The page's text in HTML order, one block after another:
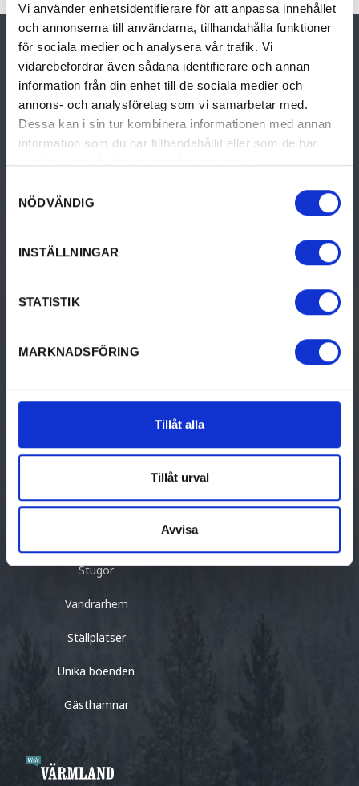
Vi använder enhetsidentifierare för att anpassa innehållet
och annonserna till användarna, tillhandahålla funktioner
för sociala medier och analysera vår trafik. Vi
vidarebefordrar även sådana identifierare och annan
information från din enhet till de sociala medier och
annons- och analysföretag som vi samarbetar med.
Dessa kan i sin tur kombinera informationen med annan
information som du har tillhandahållit eller som de har
samlat in när du har använt deras tjänster.
NÖDVÄNDIG
INSTÄLLNINGAR
STATISTIK
MARKNADSFÖRING
Tillåt alla
Tillåt urval
Avvisa
Aktiviteter
Boende
Upptäck Värmland
Destinationer i Värmland
Turistinformation
Destination Värmland
Camping
Stugor
Vandrarhem
Ställplatser
Unika boenden
Gästhamnar